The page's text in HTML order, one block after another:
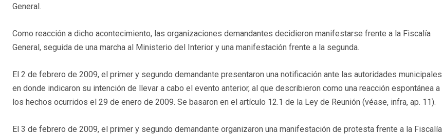
General.
Como reacción a dicho acontecimiento, las organizaciones demandantes decidieron manifestarse frente a la Fiscalía
General, seguida de una marcha al Ministerio del Interior y una manifestación frente a la segunda.
El 2 de febrero de 2009, el primer y segundo demandante presentaron una notificación ante las autoridades municipales
en donde indicaron su intención de llevar a cabo el evento anterior, al que describieron como una reacción espontánea a
los hechos ocurridos el 29 de enero de 2009. Se basaron en el artículo 12.1 de la Ley de Reunión (véase, infra, ap. 11).
El 3 de febrero de 2009, el primer y segundo demandante organizaron una manifestación de protesta frente a la Fiscalía